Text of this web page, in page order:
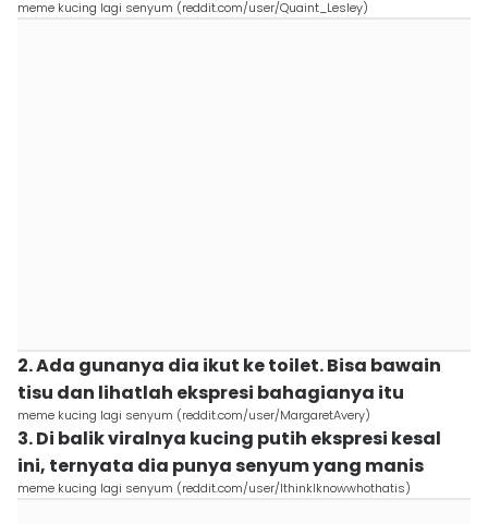
meme kucing lagi senyum (reddit.com/user/Quaint_Lesley)
2. Ada gunanya dia ikut ke toilet. Bisa bawain
tisu dan lihatlah ekspresi bahagianya itu
meme kucing lagi senyum (reddit.com/user/MargaretAvery)
3. Di balik viralnya kucing putih ekspresi kesal
ini, ternyata dia punya senyum yang manis
meme kucing lagi senyum (reddit.com/user/IthinkIknowwhothatis)